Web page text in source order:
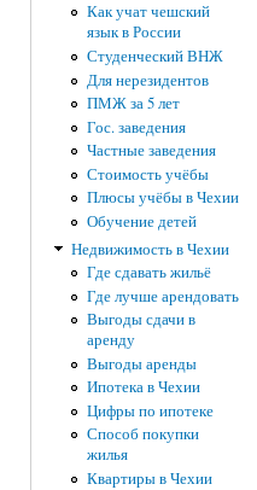
Как учат чешский
язык в России
Студенческий ВНЖ
Для нерезидентов
ПМЖ за 5 лет
Гос. заведения
Частные заведения
Стоимость учёбы
Плюсы учёбы в Чехии
Обучение детей
Недвижимость в Чехии
Где сдавать жильё
Где лучше арендовать
Выгоды сдачи в
аренду
Выгоды аренды
Ипотека в Чехии
Цифры по ипотеке
Способ покупки
жилья
Квартиры в Чехии